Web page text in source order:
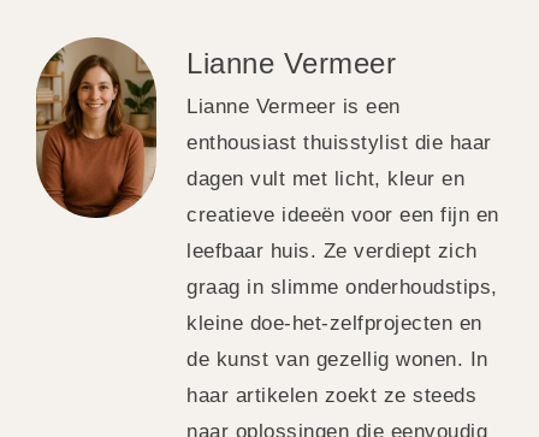
Lianne Vermeer
Lianne Vermeer is een
enthousiast thuisstylist die haar
dagen vult met licht, kleur en
creatieve ideeën voor een fijn en
leefbaar huis. Ze verdiept zich
graag in slimme onderhoudstips,
kleine doe-het-zelfprojecten en
de kunst van gezellig wonen. In
haar artikelen zoekt ze steeds
naar oplossingen die eenvoudig